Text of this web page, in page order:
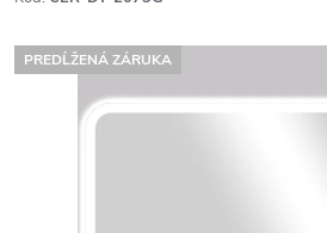
PREDĹŽENÁ ZÁRUKA